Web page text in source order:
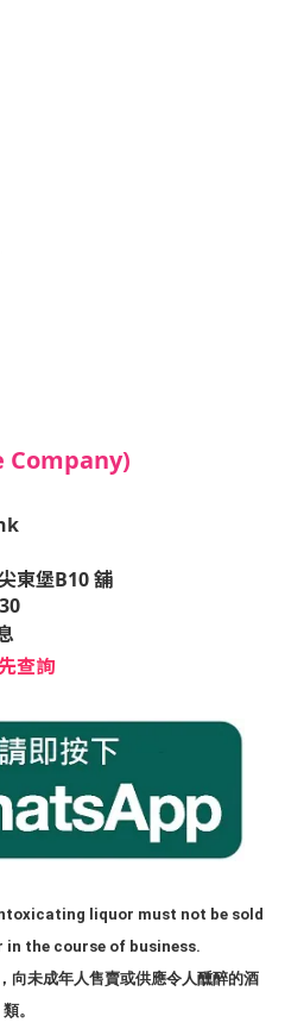
Company)
東堡B10 舖
查詢
liquor must not be sold
in the course of business.
向未成年人售賣或供應令人醺醉的酒
類。